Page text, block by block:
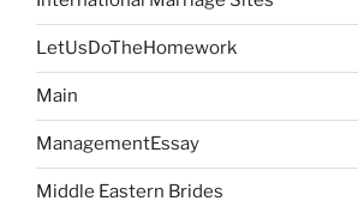
LetUsDoTheHomework
Main
ManagementEssay
Middle Eastern Brides